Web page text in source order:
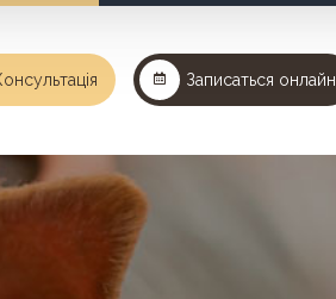
Записаться онлайн